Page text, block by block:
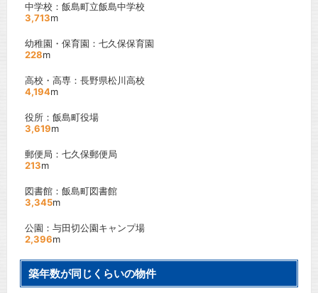
中学校：飯島町立飯島中学校
3,713m
幼稚園・保育園：七久保保育園
228m
高校・高専：長野県松川高校
4,194m
役所：飯島町役場
3,619m
郵便局：七久保郵便局
213m
図書館：飯島町図書館
3,345m
公園：与田切公園キャンプ場
2,396m
築年数が同じくらいの物件